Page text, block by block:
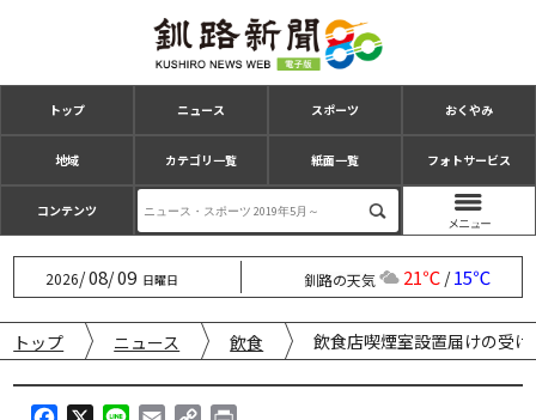
トップ ニュース スポーツ おくやみ
地域 カテゴリ一覧 紙面一覧 フォトサービス
コンテンツ
2026/08/09 日曜日 釧路の天気 21℃/15℃
トップ ニュース 飲食 飲食店喫煙室設置届けの受